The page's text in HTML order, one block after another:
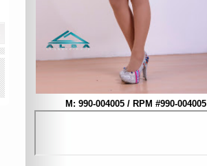
M: 990-004005 / RPM #990-004005